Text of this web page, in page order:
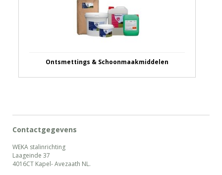
Ontsmettings & Schoonmaakmiddelen
Contactgegevens
WEKA stalinrichting
Laageinde 37
4016CT Kapel- Avezaath NL.